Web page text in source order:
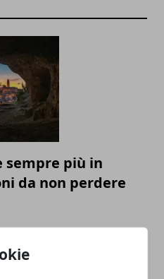
sempre più in
da non perdere